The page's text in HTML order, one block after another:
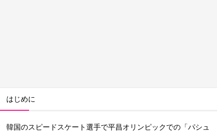
はじめに
韓国のスピードスケート選手で平昌オリンピックでの「パシュ